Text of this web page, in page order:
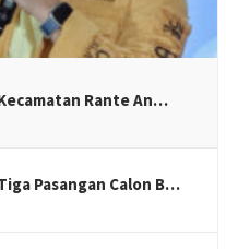
Rante An…
Pasangan Calon B…